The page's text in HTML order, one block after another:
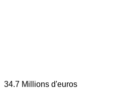
34.7 Millions d'euros